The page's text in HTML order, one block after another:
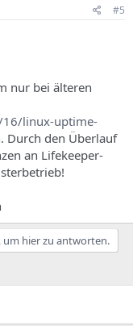
#5
nur bei älteren
linux-uptime-
Durch den Überlauf
an Lifekeeper-
hier zu antworten.